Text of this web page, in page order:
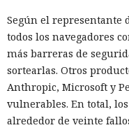
Según el representante
todos los navegadores
más barreras de
sortearlas. Otros
Anthropic, Microsoft y
vulnerables. En total,
alrededor de veinte